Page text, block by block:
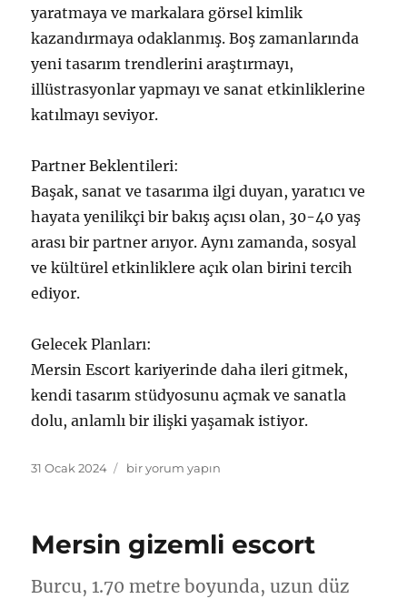
yaratmaya ve markalara görsel kimlik
kazandırmaya odaklanmış. Boş zamanlarında
yeni tasarım trendlerini araştırmayı,
illüstrasyonlar yapmayı ve sanat etkinliklerine
katılmayı seviyor.
Partner Beklentileri:
Başak, sanat ve tasarıma ilgi duyan, yaratıcı ve
hayata yenilikçi bir bakış açısı olan, 30-40 yaş
arası bir partner arıyor. Aynı zamanda, sosyal
ve kültürel etkinliklere açık olan birini tercih
ediyor.
Gelecek Planları:
Mersin Escort kariyerinde daha ileri gitmek,
kendi tasarım stüdyosunu açmak ve sanatla
dolu, anlamlı bir ilişki yaşamak istiyor.
Yayın
31 Ocak 2024
Mersin
Başak
için
bir yorum yapın
Mersin gizemli escort
Burcu, 1.70 metre boyunda, uzun düz